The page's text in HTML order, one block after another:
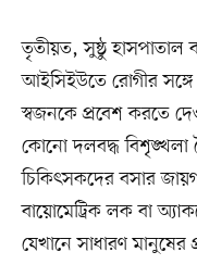
তৃতীয়ত, সুষ্ঠু হাসপাতাল
আইসিইউতে রোগীর
স্বজনকে প্রবেশ করতে
কোনো দলবদ্ধ বিশৃঙ্খলা
চিকিৎসকদের বসার
বায়োমেট্রিক লক বা
যেখানে সাধারণ মানুষের